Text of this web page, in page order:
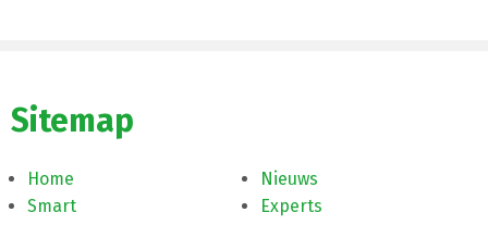
Sitemap
Home
Smart
Nieuws
Experts